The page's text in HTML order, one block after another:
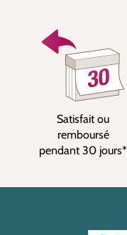
Satisfait ou
remboursé
pendant 30 jours*